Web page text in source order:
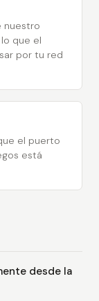
nuestro
que el
por tu red
el puerto
está
desde la